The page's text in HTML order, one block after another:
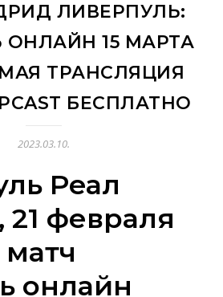
ЛИВЕРПУЛЬ:
ОНЛАЙН 15 МАРТА
ТРАНСЛЯЦИЯ
БЕСПЛАТНО
2023.03.10.
Реал
февраля
матч
онлайн